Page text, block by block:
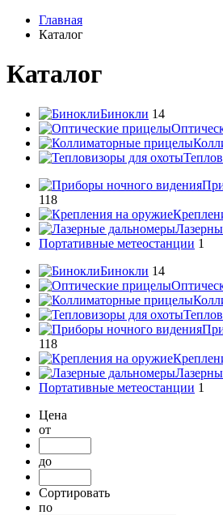
Главная
Каталог
Каталог
Бинокли 14
118
Портативные метеостанции 1
Бинокли 14
118
Портативные метеостанции 1
Цена
от
до
Сортировать
по